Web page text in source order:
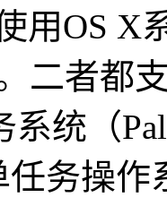
用OS X
二者都
系统（
任务操作